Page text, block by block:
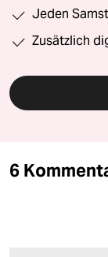
Jeden
Zusätzlich
6